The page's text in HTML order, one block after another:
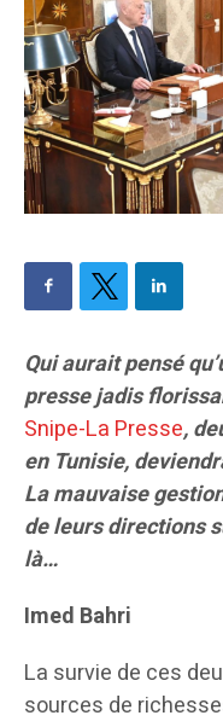
Qui aurait pensé
presse jadis
Snipe-La Presse,
en Tunisie,
La mauvaise
de leurs directions
là…
Imed Bahri
La survie de ces
sources de